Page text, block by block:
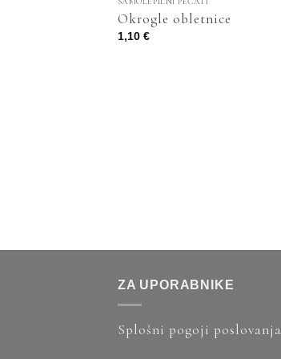
Okrogle obletnice
1,10 €
ZA UPORABNIKE
Splošni pogoji poslovanja